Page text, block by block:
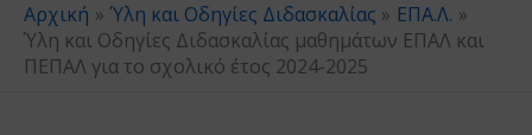
Αρχική Ύλη και Οδηγίες Διδασκαλίας
ΕΠΑ.Λ.
Ύλη και Οδηγίες Διδασκαλίας μαθημάτων ΕΠΑΛ και
ΠΕΠΑΛ για το σχολικό έτος 2024-2025